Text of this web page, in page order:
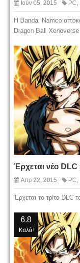
Ιούν 05, 2015 PC,
Η Bandai Namco
Dragon Ball Xenoverse
Έρχεται νέο
Απρ 22, 2015 PC
Έρχεται το τρίτο
6.8
Καλό!